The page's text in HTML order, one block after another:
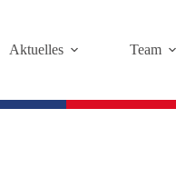
Aktuelles Team